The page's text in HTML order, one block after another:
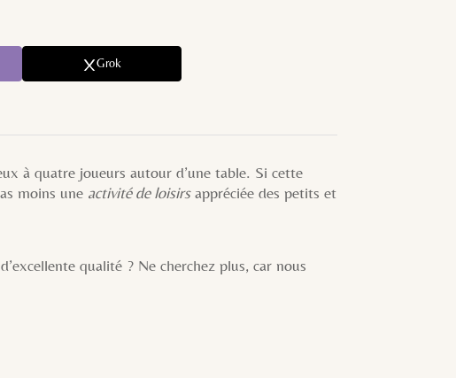
Grok
à quatre joueurs autour d’une table. Si cette
moins une activité de loisirsappréciée des petits et
qualité ? Ne cherchez plus, car nous